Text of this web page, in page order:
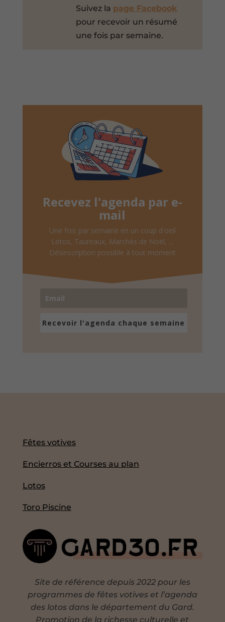
Suivez la page Facebook
pour recevoir un résumé
une fois par semaine.
Recevez l'agenda par e-
mail
Une fois par semaine en un coup d'oeil
Lotos, Taureaux, Marchés de Noël, ...
Désinscription possible à tout moment
Recevoir l'agenda chaque semaine
Fêtes votives
Encierros et Courses au plan
Lotos
Toro Piscine
Site de référence depuis 2022 pour les
programmes de fêtes votives et l’agenda
des lotos dans le département du Gard.
Promotion de la richesse culturelle et